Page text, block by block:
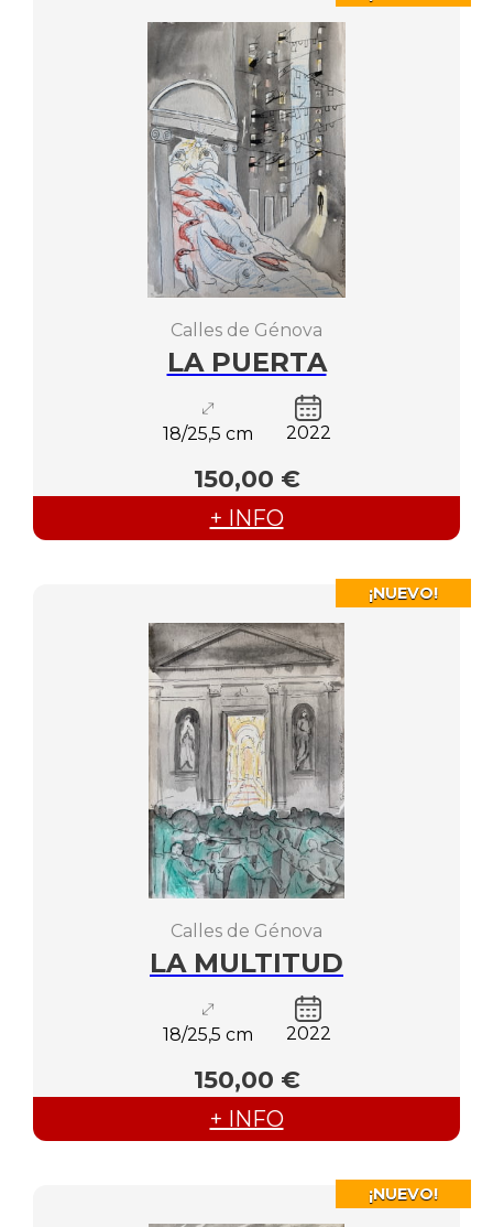
LA PUERTA
18/25,5 cm 2022
Calles de Génova
150,00 €
+ INFO
¡NUEVO!
LA MULTITUD
18/25,5 cm 2022
Calles de Génova
150,00 €
+ INFO
¡NUEVO!